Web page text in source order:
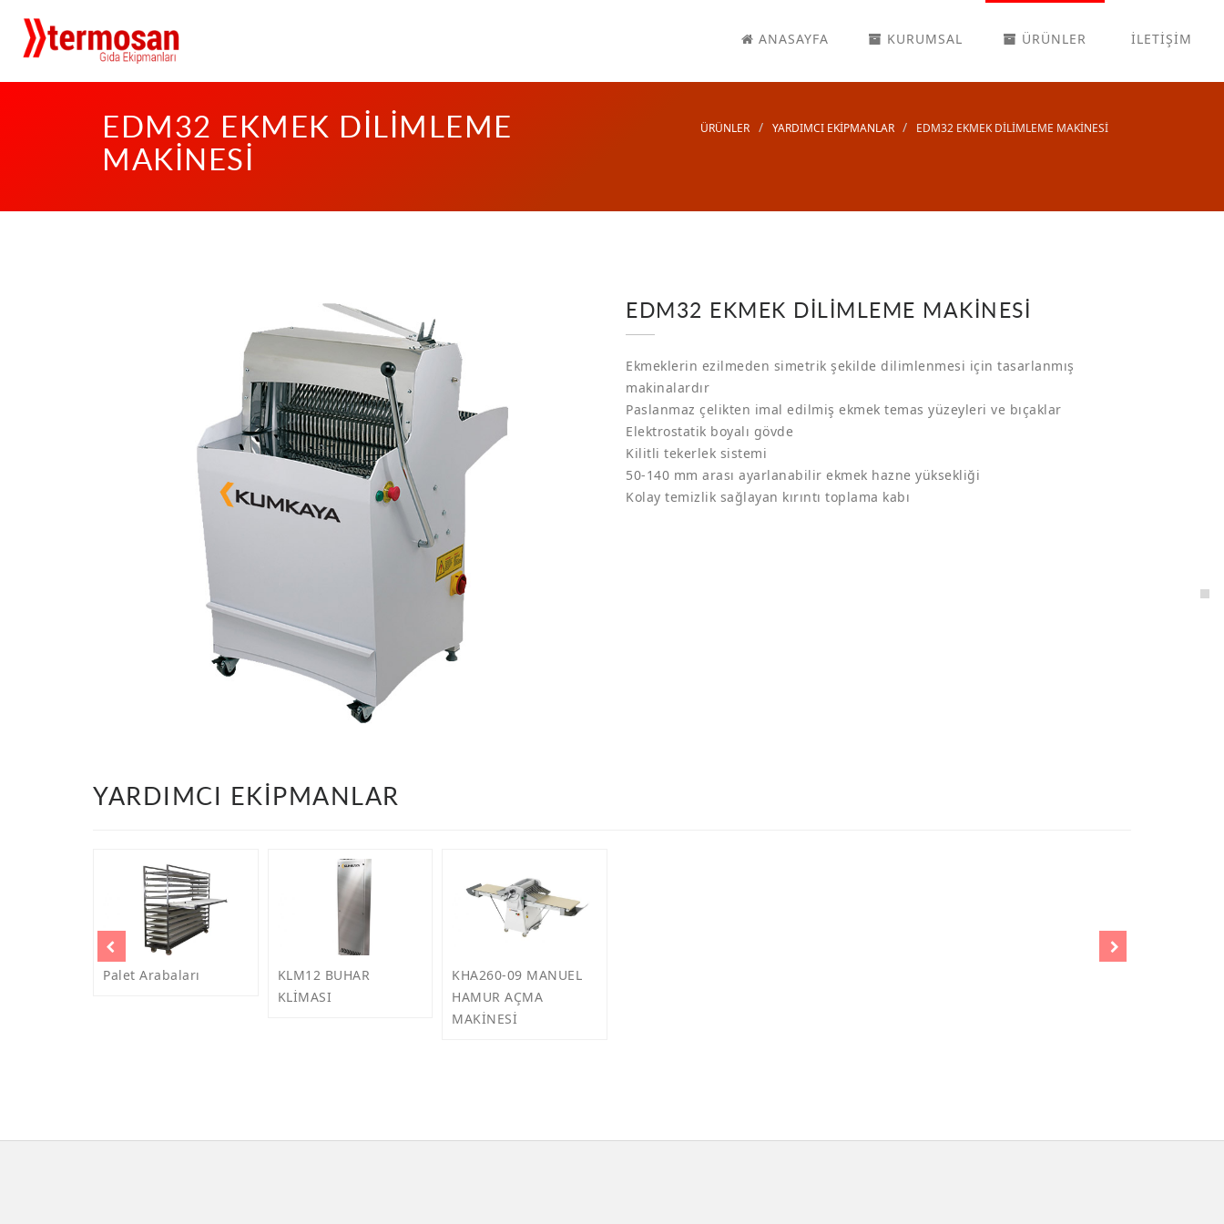
ANASAYFA KURUMSAL ÜRÜNLER İLETİŞİM
EDM32 EKMEK DİLİMLEME
MAKİNESİ
ÜRÜNLER YARDIMCI EKİPMANLAR EDM32 EKMEK DİLİMLEME MAKİNESİ
EDM32 EKMEK DİLİMLEME MAKİNESİ
Ekmeklerin ezilmeden simetrik şekilde dilimlenmesi için tasarlanmış
makinalardır
Paslanmaz çelikten imal edilmiş ekmek temas yüzeyleri ve bıçaklar
Elektrostatik boyalı gövde
Kilitli tekerlek sistemi
50-140 mm arası ayarlanabilir ekmek hazne yüksekliği
Kolay temizlik sağlayan kırıntı toplama kabı
YARDIMCI EKİPMANLAR
Palet Arabaları
KLM12 BUHAR
KLİMASI
KHA260-09 MANUEL
HAMUR AÇMA
MAKİNESİ